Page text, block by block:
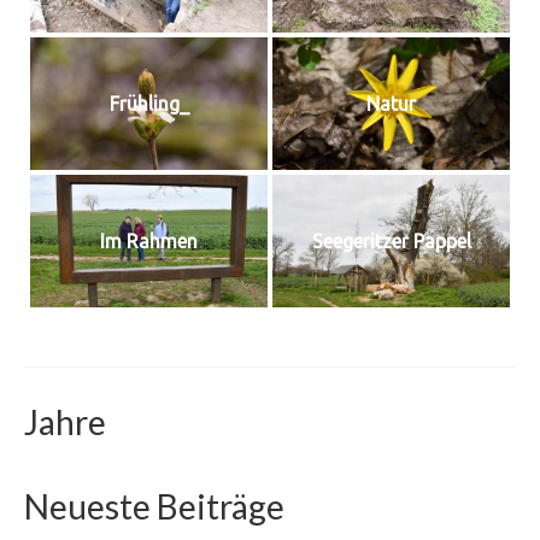
Frühling_ Natur
Im Rah­men See­ge­rit­zer Pappel
Jahre
Neueste Beiträge